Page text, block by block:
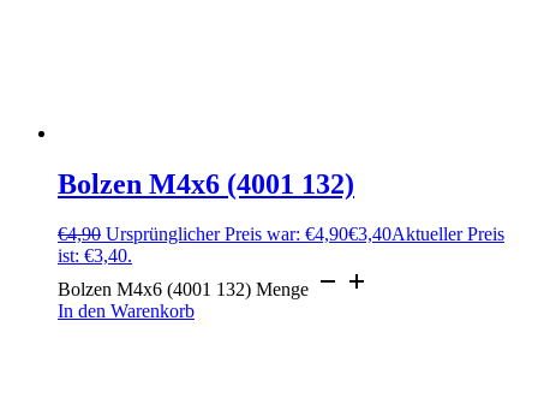
Bolzen M4x6 (4001 132)
€4,90 Ursprünglicher Preis war: €4,90€3,40Aktueller Preis
ist: €3,40.
Bolzen M4x6 (4001 132) Menge
In den Warenkorb